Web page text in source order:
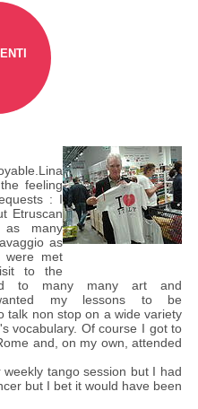
feeling
: I
Etruscan
as many
as
were met
to the
to many many art and
my lessons to be
talk non stop on a wide variety
vocabulary. Of course I got to
and, on my own, attended
tango session but I had
but I bet it would have been